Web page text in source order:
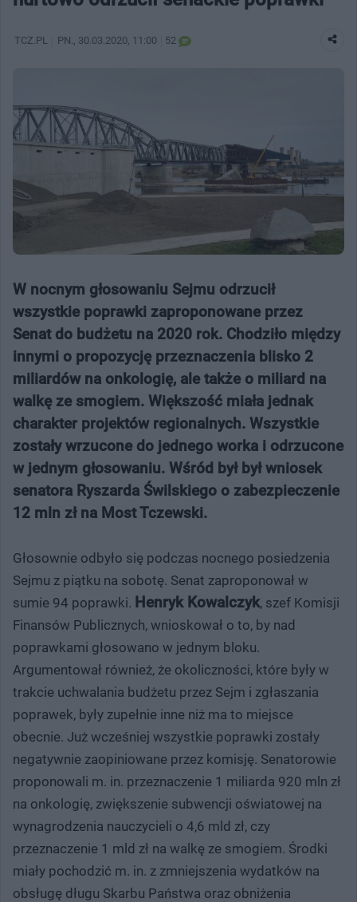
TCZ.PL PN. , 30.03.2020, 11:00 52
W nocnym głosowaniu Sejmu odrzucił
wszystkie poprawki zaproponowane przez
Senat do budżetu na 2020 rok. Chodziło między
innymi o propozycję przeznaczenia blisko 2
miliardów na onkologię, ale także o miliard na
walkę ze smogiem. Większość miała jednak
charakter projektów regionalnych. Wszystkie
zostały wrzucone do jednego worka i odrzucone
w jednym głosowaniu. Wśród był był wniosek
senatora Ryszarda Świlskiego o zabezpieczenie
12 mln zł na Most Tczewski.
Głosownie odbyło się podczas nocnego posiedzenia
Sejmu z piątku na sobotę. Senat zaproponował w
sumie 94 poprawki. Henryk Kowalczyk, szef Komisji
Finansów Publicznych, wnioskował o to, by nad
poprawkami głosowano w jednym bloku.
Argumentował również, że okoliczności, które były w
trakcie uchwalania budżetu przez Sejm i zgłaszania
poprawek, były zupełnie inne niż ma to miejsce
obecnie. Już wcześniej wszystkie poprawki zostały
negatywnie zaopiniowane przez komisję. Senatorowie
proponowali m. in. przeznaczenie 1 miliarda 920 mln zł
na onkologię, zwiększenie subwencji oświatowej na
wynagrodzenia nauczycieli o 4,6 mld zł, czy
przeznaczenie 1 mld zł na walkę ze smogiem. Środki
miały pochodzić m. in. z zmniejszenia wydatków na
obsługę długu Skarbu Państwa oraz obniżenia